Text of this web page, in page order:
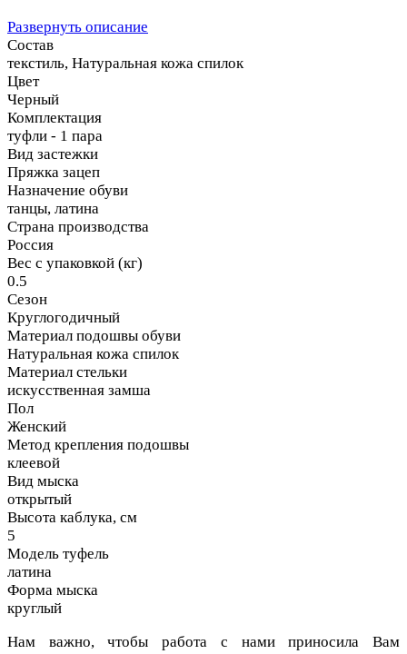
Развернуть описание
Состав
текстиль, Натуральная кожа спилок
Цвет
Черный
Комплектация
туфли - 1 пара
Вид застежки
Пряжка зацеп
Назначение обуви
танцы, латина
Страна производства
Россия
Вес с упаковкой (кг)
0.5
Сезон
Круглогодичный
Материал подошвы обуви
Натуральная кожа спилок
Материал стельки
искусственная замша
Пол
Женский
Метод крепления подошвы
клеевой
Вид мыска
открытый
Высота каблука, см
5
Модель туфель
латина
Форма мыска
круглый
Нам важно, чтобы работа с нами приносила Вам